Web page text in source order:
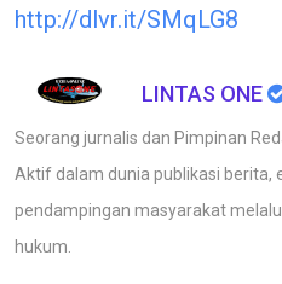
http://dlvr.it/SMqLG8
LINTAS ONE
Seorang jurnalis dan Pimpinan
Aktif dalam dunia publikasi berita,
pendampingan masyarakat
hukum.